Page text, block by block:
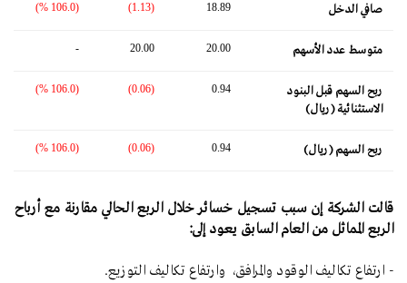
صافي الدخل 18.89
(1.13)
(106.0 %)
متوسط ​​عدد الأسهم 20.00
20.00
-
ربح السهم قبل البنود
الاستثنائية (ريال)
0.94
(0.06)
(106.0 %)
ربح السهم (ريال) 0.94
(0.06)
(106.0 %)
قالت الشركة إن سبب تسجيل خسائر خلال الربع الحالي مقارنة مع أرباح
الربع المماثل من العام السابق يعود إلى:
- ارتفاع تكاليف الوقود والمرافق، وارتفاع تكاليف التوزيع.